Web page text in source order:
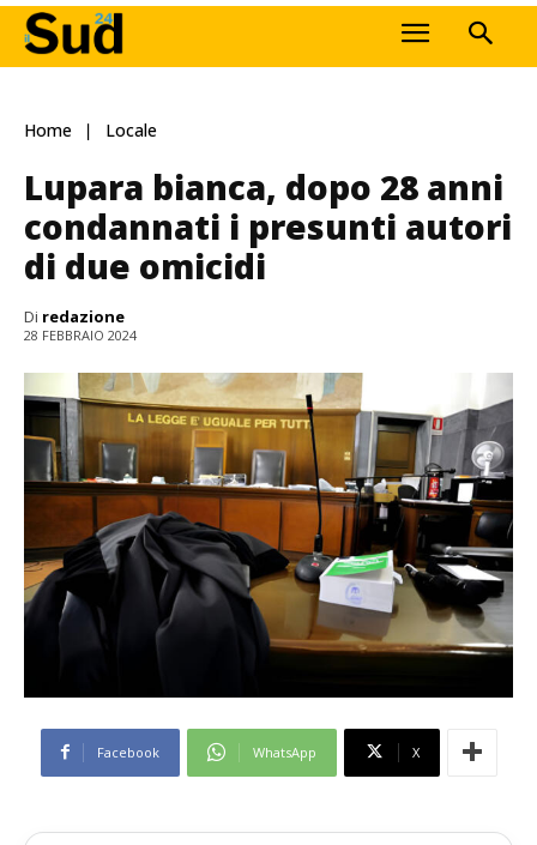
Home Locale
Lupara bianca, dopo 28 anni
condannati i presunti autori
di due omicidi
Di redazione
28 FEBBRAIO 2024
Facebook WhatsApp X